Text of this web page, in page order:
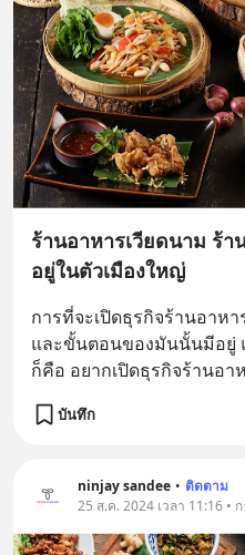
ร้านอาหารเวียดนาม ร้
อยู่ในตัวเมืองใหญ่
การที่จะเปิดธุรกิจร้านอาห
และขั้นตอนของมันนั้นมีอยู่
ก็คือ อยากเปิดธุรกิจร้านอา
บันทึก
ninjay sandee • ติดตาม
25 ส.ค. 2024 เวลา 11:16 •